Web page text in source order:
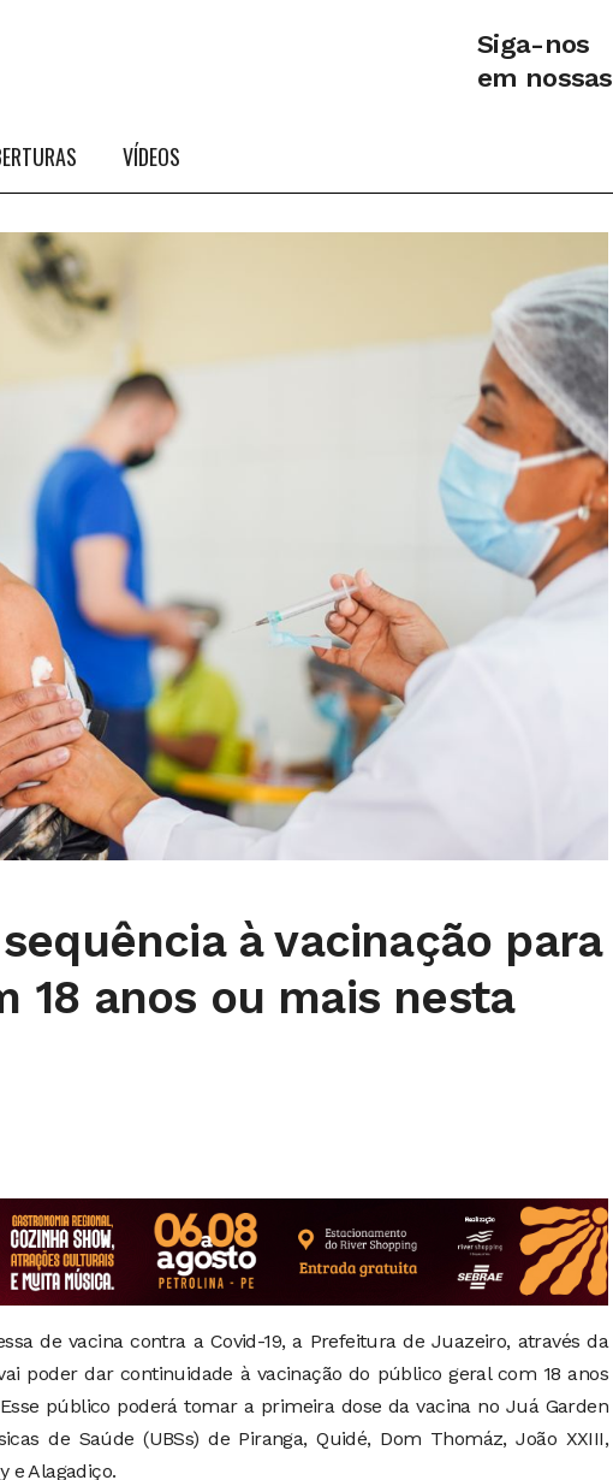
Siga-nos
em nossas
VÍDEOS
à vacinação para
18 anos ou mais nesta
de vacina contra a Covid-19, a Prefeitura de Juazeiro, através da
poder dar continuidade à vacinação do público geral com 18 anos
público poderá tomar a primeira dose da vacina no Juá Garden
de Saúde (UBSs) de Piranga, Quidé, Dom Thomáz, João XXIII,
e Alagadiço.